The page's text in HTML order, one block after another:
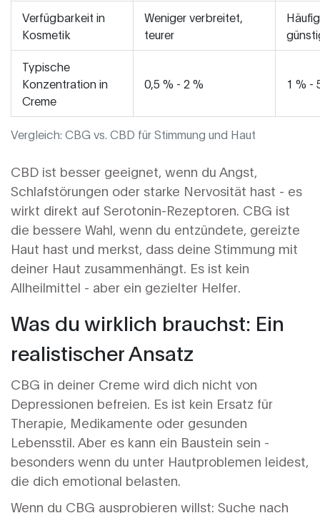
Vergleich: CBG vs. CBD für Stimmung und Haut
Verfügbarkeit in
Kosmetik
Weniger verbreitet,
teurer
Typische
Konzentration in
Creme
0,5 % - 2 % 1 % -
CBD ist besser geeignet, wenn du Angst,
Schlafstörungen oder starke Nervosität hast - es
wirkt direkt auf Serotonin-Rezeptoren. CBG ist
die bessere Wahl, wenn du entzündete, gereizte
Haut hast und merkst, dass deine Stimmung mit
deiner Haut zusammenhängt. Es ist kein
Allheilmittel - aber ein gezielter Helfer.
Was du wirklich brauchst: Ein
realistischer Ansatz
CBG in deiner Creme wird dich nicht von
Depressionen befreien. Es ist kein Ersatz für
Therapie, Medikamente oder gesunden
Lebensstil. Aber es kann ein Baustein sein -
besonders wenn du unter Hautproblemen leidest,
die dich emotional belasten.
Wenn du CBG ausprobieren willst: Suche nach